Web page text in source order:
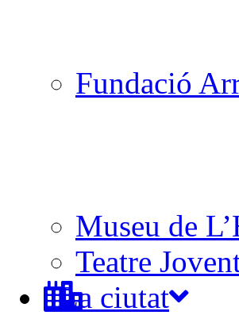
Fundació
Museu de
Teatre
La ciutat